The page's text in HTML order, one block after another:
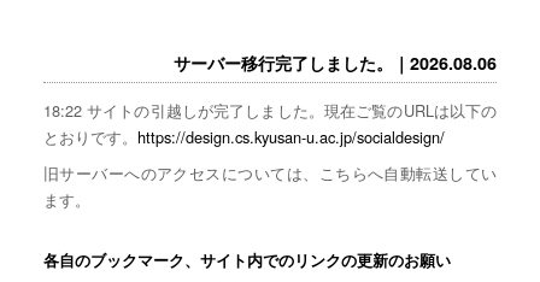
サーバー移行完了しました。｜2026.08.06
18:22 サイトの引越しが完了しました。現在ご覧のURLは以下の
とおりです。 https://design.cs.kyusan-u.ac.jp/socialdesign/
旧サーバーへのアクセスについては、こちらへ自動転送してい
ます。
各自のブックマーク、サイト内でのリンクの更新のお願い